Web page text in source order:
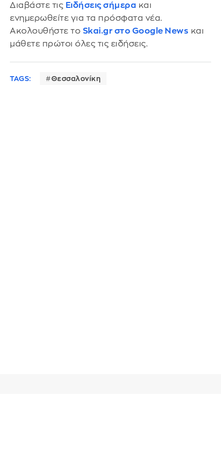
Διαβάστε τις Ειδήσεις σήμερα και
ενημερωθείτε για τα πρόσφατα νέα.
Ακολουθήστε το Skai.gr στο Google News και
μάθετε πρώτοι όλες τις ειδήσεις.
TAGS: Θεσσαλονίκη